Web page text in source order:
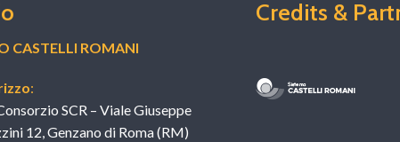
CASTELLI ROMANI
:
SCR – Viale Giuseppe
12, Genzano di Roma (RM)
Credits &